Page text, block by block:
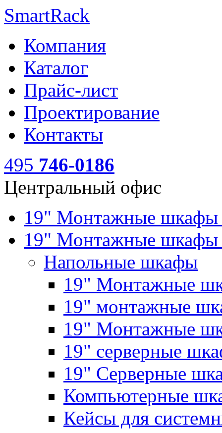
SmartRack
Компания
Каталог
Прайс-лист
Проектирование
Контакты
495 746-0186
Центральный офис
19" Монтажные
19" Монтажные шкафы
Напольные шкафы
19" Монтажные
19" монтажные
19" Монтажные
19" серверные
19" Серверные
Компьютерные
Кейсы для